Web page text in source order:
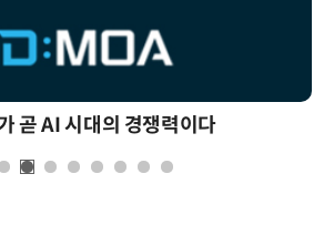
곧 AI 시대의 경쟁력이다